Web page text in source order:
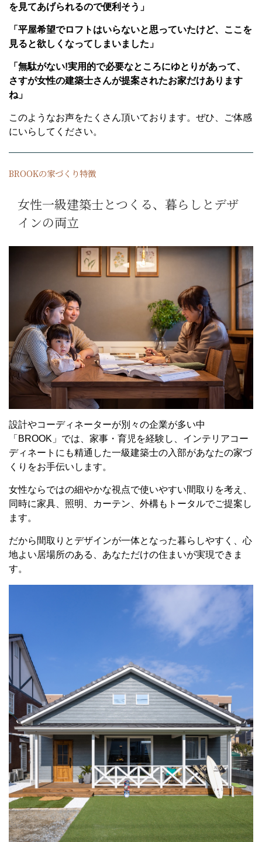
を見てあげられるので便利そう」
「平屋希望でロフトはいらないと思っていたけど、ここを
見ると欲しくなってしまいました」
「無駄がない!実用的で必要なところにゆとりがあって、
さすが女性の建築士さんが提案されたお家だけあります
ね」
このようなお声をたくさん頂いております。ぜひ、ご体感
にいらしてください。
BROOKの家づくり特徴
女性一級建築士とつくる、暮らしとデザ
インの両立
設計やコーディネーターが別々の企業が多い中
「BROOK」では、家事・育児を経験し、インテリアコー
ディネートにも精通した一級建築士の入部があなたの家づ
くりをお手伝いします。
女性ならではの細やかな視点で使いやすい間取りを考え、
同時に家具、照明、カーテン、外構もトータルでご提案し
ます。
だから間取りとデザインが一体となった暮らしやすく、心
地よい居場所のある、あなただけの住まいが実現できま
す。